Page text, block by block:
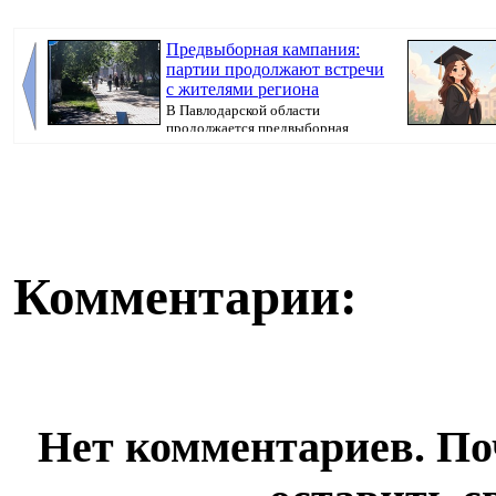
Предвыборная кампания:
партии продолжают встречи
с жителями региона
В Павлодарской области
продолжается предвыборная
Комментарии:
Нет комментариев.